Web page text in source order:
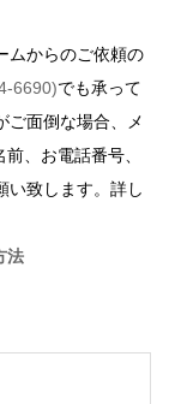
ムからのご依頼の
6690)でも承って
ご面倒な場合、メ
、お電話番号、
い致します。詳し
法